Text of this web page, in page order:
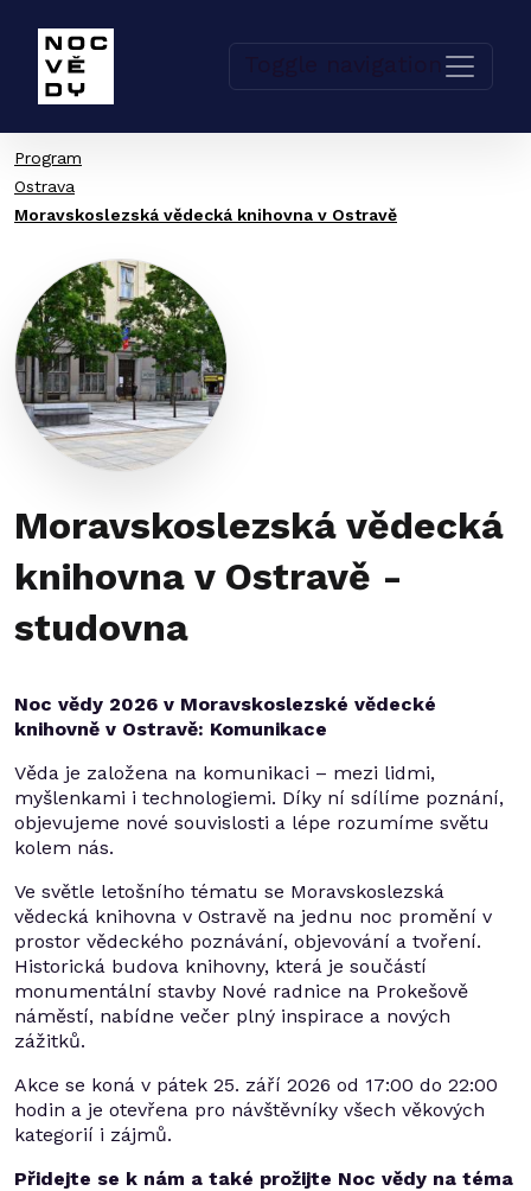
Program
Ostrava
Moravskoslezská vědecká knihovna v Ostravě
Moravskoslezská vědecká
knihovna v Ostravě -
studovna
Noc vědy 2026 v Moravskoslezské vědecké
knihovně v Ostravě: Komunikace
Věda je založena na komunikaci – mezi lidmi,
myšlenkami i technologiemi. Díky ní sdílíme poznání,
objevujeme nové souvislosti a lépe rozumíme světu
kolem nás.
Ve světle letošního tématu se Moravskoslezská
vědecká knihovna v Ostravě na jednu noc promění v
prostor vědeckého poznávání, objevování a tvoření.
Historická budova knihovny, která je součástí
monumentální stavby Nové radnice na Prokešově
náměstí, nabídne večer plný inspirace a nových
zážitků.
Akce se koná v pátek 25. září 2026 od 17:00 do 22:00
hodin a je otevřena pro návštěvníky všech věkových
kategorií i zájmů.
Přidejte se k nám a také prožijte Noc vědy na téma